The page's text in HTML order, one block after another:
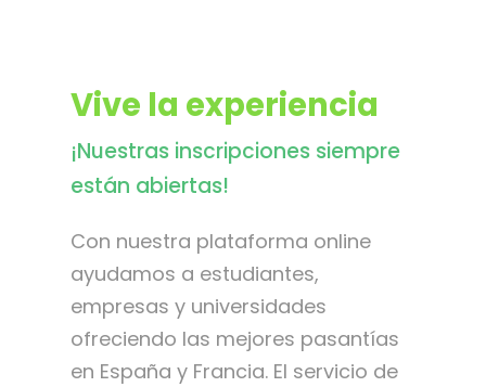
Vive la experiencia
¡Nuestras inscripciones siempre
están abiertas!
Con nuestra plataforma online
ayudamos a estudiantes,
empresas y universidades
ofreciendo las mejores pasantías
en España y Francia. El servicio de